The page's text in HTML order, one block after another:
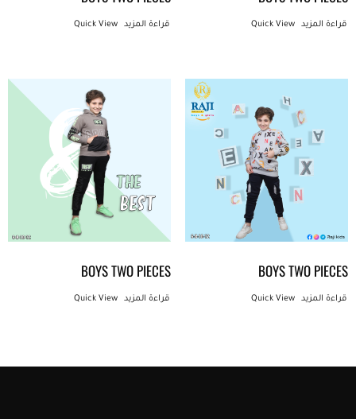
قراءة المزيد Quick View قراءة المزيد Quick View
BOYS TWO PIECES
قراءة المزيد Quick View
BOYS TWO PIECES
قراءة المزيد Quick View